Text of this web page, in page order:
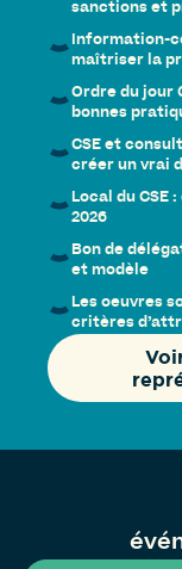
sanctions et
Information-
maîtriser la
Ordre du jour
bonnes
CSE et
créer un vrai
Local du CSE
2026
Bon de
et modèle
Les oeuvres
critères